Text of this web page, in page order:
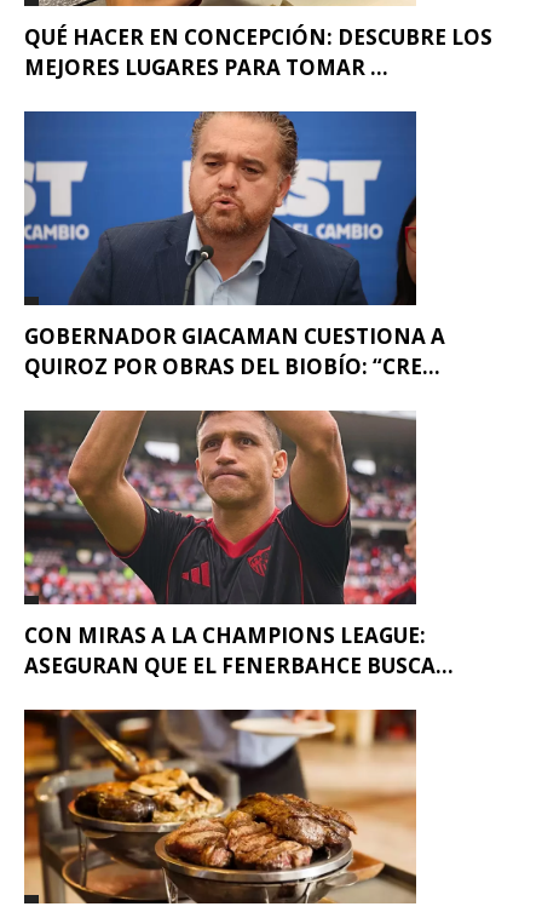
QUÉ HACER EN CONCEPCIÓN: DESCUBRE LOS
MEJORES LUGARES PARA TOMAR ...
GOBERNADOR GIACAMAN CUESTIONA A
QUIROZ POR OBRAS DEL BIOBÍO: “CRE...
CON MIRAS A LA CHAMPIONS LEAGUE:
ASEGURAN QUE EL FENERBAHCE BUSCA...